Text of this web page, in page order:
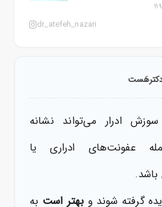
dr_atefeh_nazari
ادرار می‌تواند نشانه
عفونت‌های ادراری یا
گرفته شوند و بهتر است به